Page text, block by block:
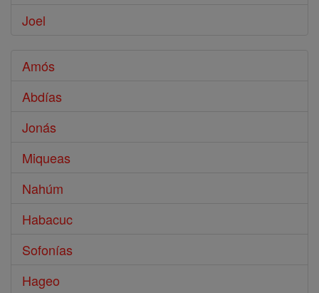
Joel
Amós
Abdías
Jonás
Miqueas
Nahúm
Habacuc
Sofonías
Hageo